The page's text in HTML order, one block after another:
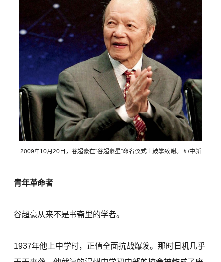
2009年10月20日，谷超豪在“谷超豪星”命名仪式上鼓掌致谢。图/中新
青年革命者
谷超豪从来不是书斋里的学者。
1937年他上中学时，正值全面抗战爆发。那时日机几乎